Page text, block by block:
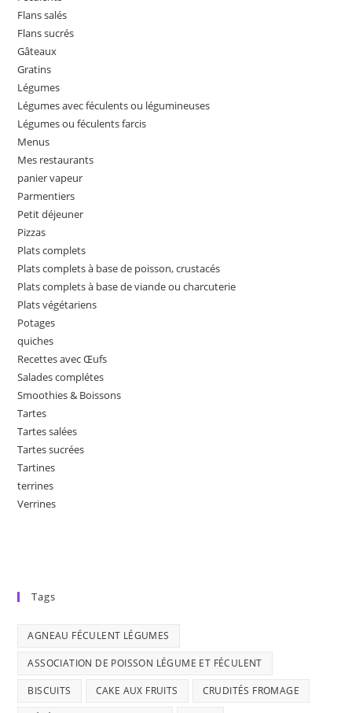
Flans salés
Flans sucrés
Gâteaux
Gratins
Légumes
Légumes avec féculents ou légumineuses
Légumes ou féculents farcis
Menus
Mes restaurants
panier vapeur
Parmentiers
Petit déjeuner
Pizzas
Plats complets
Plats complets à base de poisson, crustacés
Plats complets à base de viande ou charcuterie
Plats végétariens
Potages
quiches
Recettes avec Œufs
Salades complétes
Smoothies & Boissons
Tartes
Tartes salées
Tartes sucrées
Tartines
terrines
Verrines
Tags
AGNEAU FÉCULENT LÉGUMES
ASSOCIATION DE POISSON LÉGUME ET FÉCULENT
BISCUITS CAKE AUX FRUITS CRUDITÉS FROMAGE